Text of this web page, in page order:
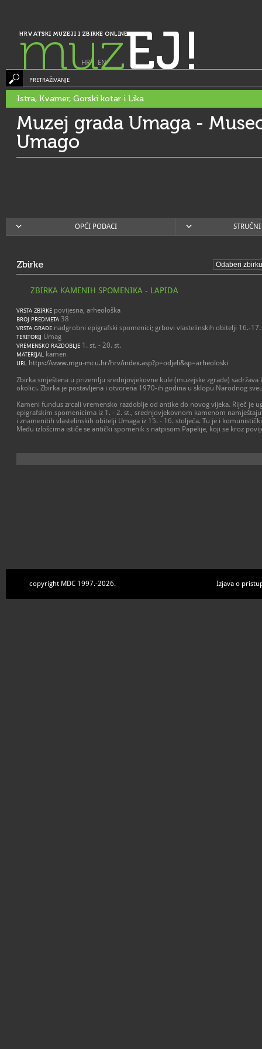
HRVATSKI MUZEJI I ZBIRKE ONLINE
muzEJ!
HR| EN
PRETRAŽIVANJE
Istra, Kvarner, Gorski kotar i Lika
Muzej grada Umaga -
Umago
OPĆI PODACI
Zbirke
ZBIRKA KAMENIH SPOMENIKA - LAPIDA
VRSTA ZBIRKE povijesna, arheološka
BROJ PREDMETA 38
VRSTA GRAĐE nadgrobni epigrafski spomenici; grbovi vlastelinskih obitelji 16.-17.
TERITORIJ Umag
VREMENSKO RAZDOBLJE 1. st. - 20. st.
MATERIJAL kamen
URL https://www.mgu-mcu.hr/hrv/index.asp?p=odjeli&sp=arheoloski
Zbirka smještena u prizemlju srednjovjekovne kule (muzejske zgrade)
okolici. Zbirka je postavljena i otvorena 1970-ih godina u sklopu Narodnog
Kameni fundus zrcali vremensko razdoblje od antike do novog vijeka. Riječ je
epigrafskim spomenicima iz 1. - 2. st., srednjovjekovnom kamenom
i znamenitih vlastelinskih obitelji Umaga iz 15. - 16. stoljeća. Tu je i
Među izlošcima ističe se antički spomenik s natpisom Papelije, koji se kroz
copyright MDC 1997.-2026. Izjava o